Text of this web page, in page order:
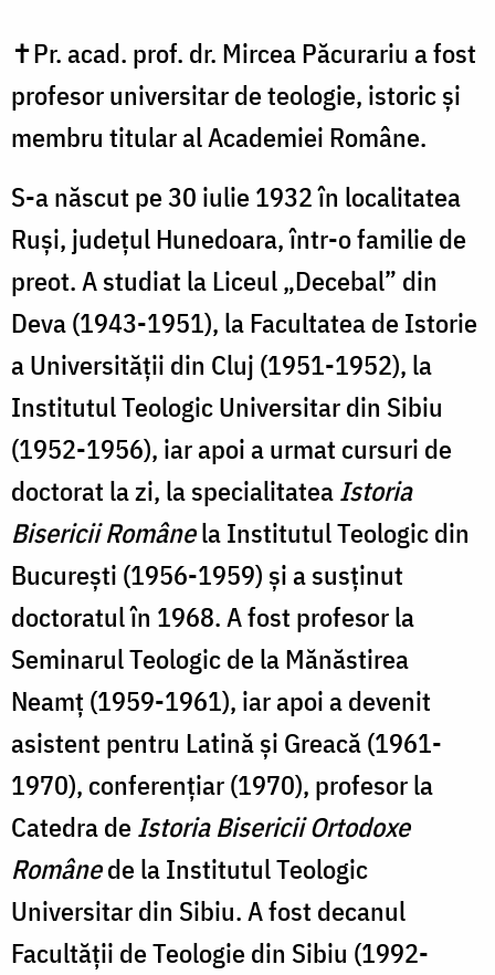
✝Pr. acad. prof. dr. Mircea Păcurariu a fost
profesor universitar de teologie, istoric și
membru titular al Academiei Române.
S-a născut pe 30 iulie 1932 în localitatea
Ruși, județul Hunedoara, într-o familie de
preot. A studiat la Liceul „Decebal” din
Deva (1943-1951), la Facultatea de Istorie
a Universității din Cluj (1951-1952), la
Institutul Teologic Universitar din Sibiu
(1952-1956), iar apoi a urmat cursuri de
doctorat la zi, la specialitateaIstoria
Bisericii Românela Institutul Teologic din
București (1956-1959) și a susținut
doctoratul în 1968. A fost profesor la
Seminarul Teologic de la Mănăstirea
Neamț (1959-1961), iar apoi a devenit
asistent pentru Latină și Greacă (1961-
1970), conferențiar (1970), profesor la
Catedra deIstoria Bisericii Ortodoxe
Românede la Institutul Teologic
Universitar din Sibiu. A fost decanul
Facultății de Teologie din Sibiu (1992-